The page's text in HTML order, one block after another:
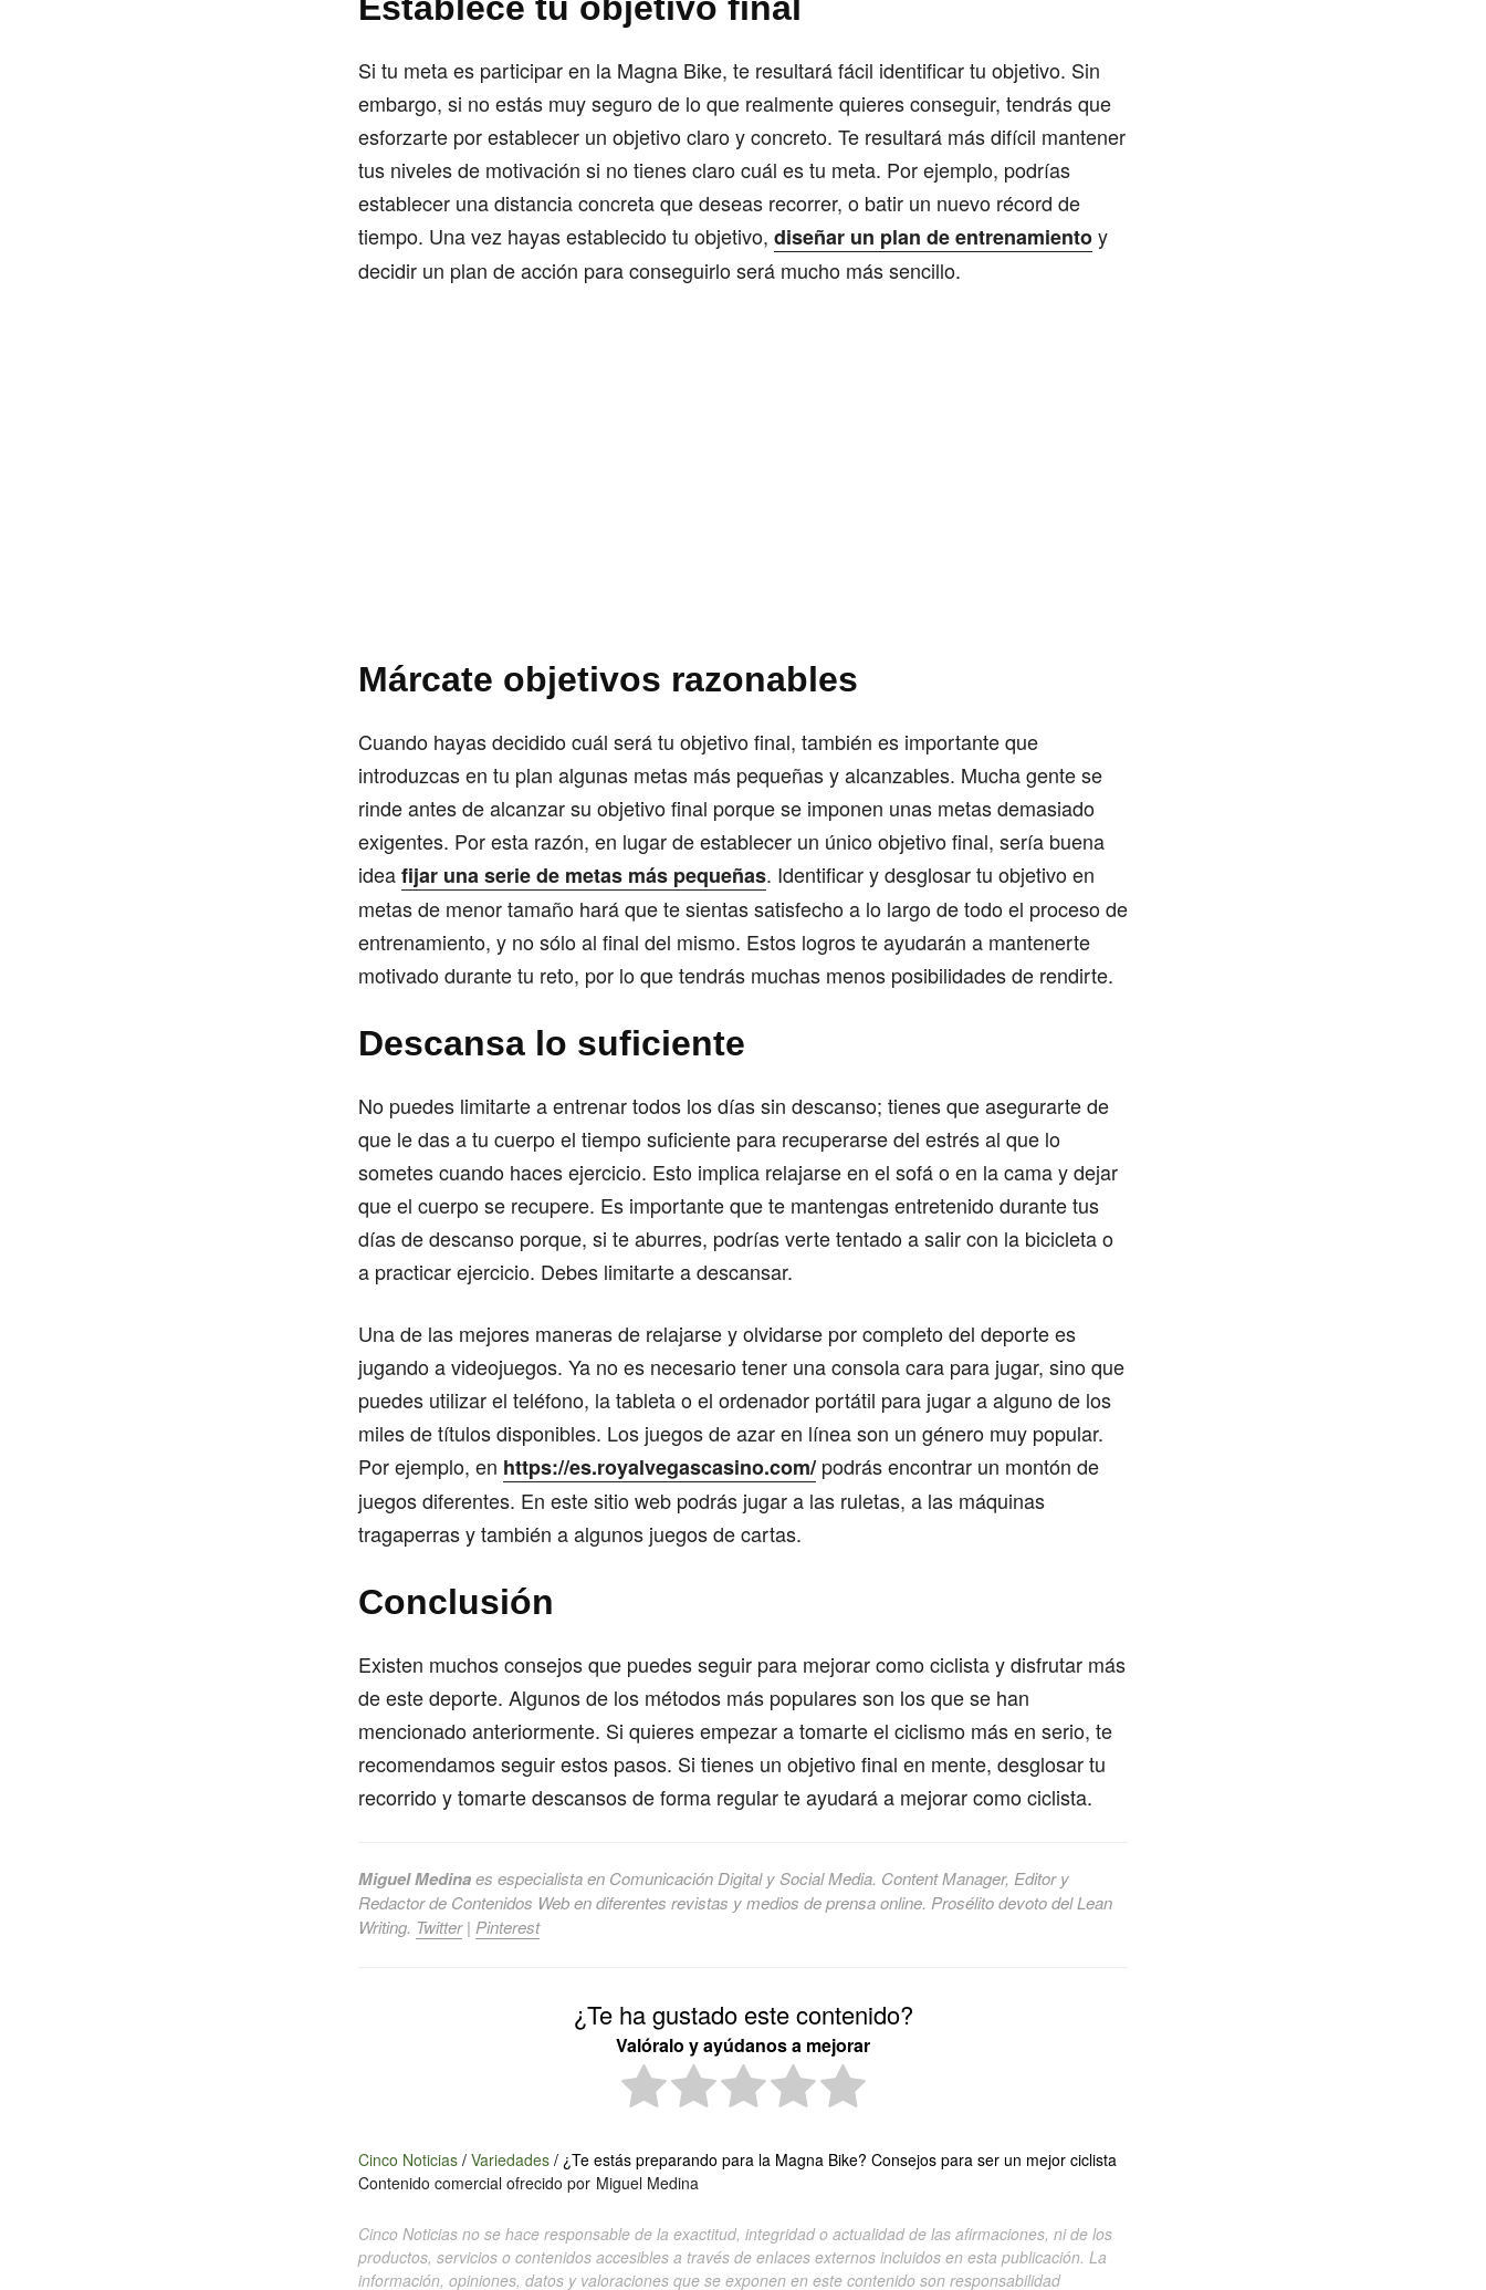
Establece tu objetivo final
Si tu meta es participar en la Magna Bike, te resultará fácil identificar tu objetivo. Sin
embargo, si no estás muy seguro de lo que realmente quieres conseguir, tendrás que
esforzarte por establecer un objetivo claro y concreto. Te resultará más difícil mantener
tus niveles de motivación si no tienes claro cuál es tu meta. Por ejemplo, podrías
establecer una distancia concreta que deseas recorrer, o batir un nuevo récord de
tiempo. Una vez hayas establecido tu objetivo, diseñar un plan de entrenamientoy
decidir un plan de acción para conseguirlo será mucho más sencillo.
Márcate objetivos razonables
Cuando hayas decidido cuál será tu objetivo final, también es importante que
introduzcas en tu plan algunas metas más pequeñas y alcanzables. Mucha gente se
rinde antes de alcanzar su objetivo final porque se imponen unas metas demasiado
exigentes. Por esta razón, en lugar de establecer un único objetivo final, sería buena
ideafijar una serie de metas más pequeñas. Identificar y desglosar tu objetivo en
metas de menor tamaño hará que te sientas satisfecho a lo largo de todo el proceso de
entrenamiento, y no sólo al final del mismo. Estos logros te ayudarán a mantenerte
motivado durante tu reto, por lo que tendrás muchas menos posibilidades de rendirte.
Descansa lo suficiente
No puedes limitarte a entrenar todos los días sin descanso; tienes que asegurarte de
que le das a tu cuerpo el tiempo suficiente para recuperarse del estrés al que lo
sometes cuando haces ejercicio. Esto implica relajarse en el sofá o en la cama y dejar
que el cuerpo se recupere. Es importante que te mantengas entretenido durante tus
días de descanso porque, si te aburres, podrías verte tentado a salir con la bicicleta o
a practicar ejercicio. Debes limitarte a descansar.
Una de las mejores maneras de relajarse y olvidarse por completo del deporte es
jugando a videojuegos. Ya no es necesario tener una consola cara para jugar, sino que
puedes utilizar el teléfono, la tableta o el ordenador portátil para jugar a alguno de los
miles de títulos disponibles. Los juegos de azar en línea son un género muy popular.
Por ejemplo, en https://es.royalvegascasino.com/ podrás encontrar un montón de
juegos diferentes. En este sitio web podrás jugar a las ruletas, a las máquinas
tragaperras y también a algunos juegos de cartas.
Conclusión
Existen muchos consejos que puedes seguir para mejorar como ciclista y disfrutar más
de este deporte. Algunos de los métodos más populares son los que se han
mencionado anteriormente. Si quieres empezar a tomarte el ciclismo más en serio, te
recomendamos seguir estos pasos. Si tienes un objetivo final en mente, desglosar tu
recorrido y tomarte descansos de forma regular te ayudará a mejorar como ciclista.
Miguel Medinaes especialista en Comunicación Digital y Social Media. Content Manager, Editor y
Redactor de Contenidos Web en diferentes revistas y medios de prensa online. Prosélito devoto del Lean
Writing. Twitter| Pinterest
¿Te ha gustado este contenido?
Valóralo y ayúdanos a mejorar
Cinco Noticias / Variedades / ¿Te estás preparando para la Magna Bike? Consejos para ser un mejor ciclista
Contenido comercial ofrecido por Miguel Medina
Cinco Noticias no se hace responsable de la exactitud, integridad o actualidad de las afirmaciones, ni de los
productos, servicios o contenidos accesibles a través de enlaces externos incluidos en esta publicación. La
información, opiniones, datos y valoraciones que se exponen en este contenido son responsabilidad